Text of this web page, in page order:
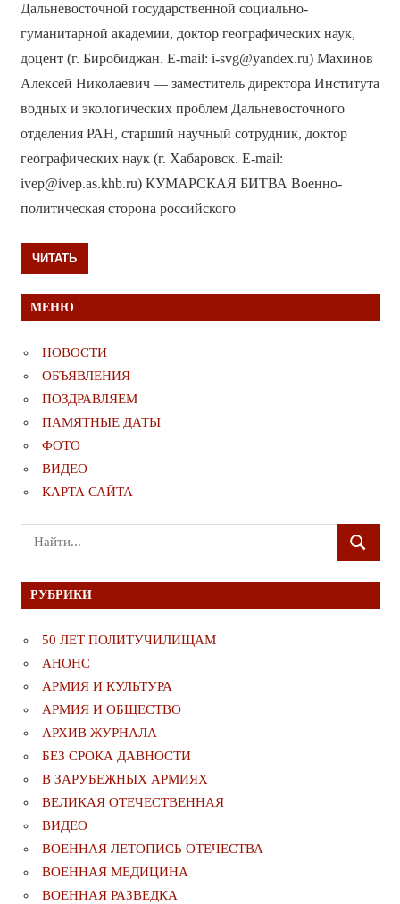
Дальневосточной государственной социально-
гуманитарной академии, доктор географических наук,
доцент (г. Биробиджан. E-mail: i-svg@yandex.ru) Махинов
Алексей Николаевич — заместитель директора Института
водных и экологических проблем Дальневосточного
отделения РАН, старший научный сотрудник, доктор
географических наук (г. Хабаровск. E-mail:
ivep@ivep.as.khb.ru) КУМАРСКАЯ БИТВА Военно-
политическая сторона российского
ЧИТАТЬ
МЕНЮ
НОВОСТИ
ОБЪЯВЛЕНИЯ
ПОЗДРАВЛЯЕМ
ПАМЯТНЫЕ ДАТЫ
ФОТО
ВИДЕО
КАРТА САЙТА
Поиск
для:
ПОИСК
РУБРИКИ
50 ЛЕТ ПОЛИТУЧИЛИЩАМ
АНОНС
АРМИЯ И КУЛЬТУРА
АРМИЯ И ОБЩЕСТВО
АРХИВ ЖУРНАЛА
БЕЗ СРОКА ДАВНОСТИ
В ЗАРУБЕЖНЫХ АРМИЯХ
ВЕЛИКАЯ ОТЕЧЕСТВЕННАЯ
ВИДЕО
ВОЕННАЯ ЛЕТОПИСЬ ОТЕЧЕСТВА
ВОЕННАЯ МЕДИЦИНА
ВОЕННАЯ РАЗВЕДКА